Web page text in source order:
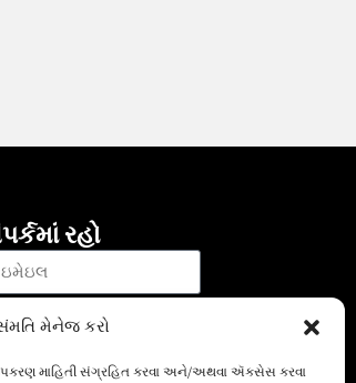
મેનેજ કરો
માહિતી સંગ્રહિત કરવા અને/અથવા ઍક્સેસ કરવા
રહો
સાઇન અપ કરો
કાર્ડ ફંડની બાબતો અને